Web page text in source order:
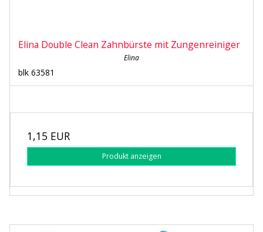
Elina Double Clean Zahnbürste mit Zungenreiniger
Elina
blk 63581
1,15 EUR
Produkt anzeigen